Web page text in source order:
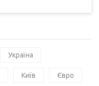
Україна
Київ Євро